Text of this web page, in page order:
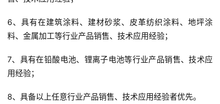
6、具有在建筑涂料、建材砂浆、皮革纺织涂料、地坪涂
料、金属加工等行业产品销售、技术应用经验；
7、具有在铅酸电池、锂离子电池等行业产品销售、技术应
用经验；
8、具备以上任意行业产品销售、技术应用经验者优先。